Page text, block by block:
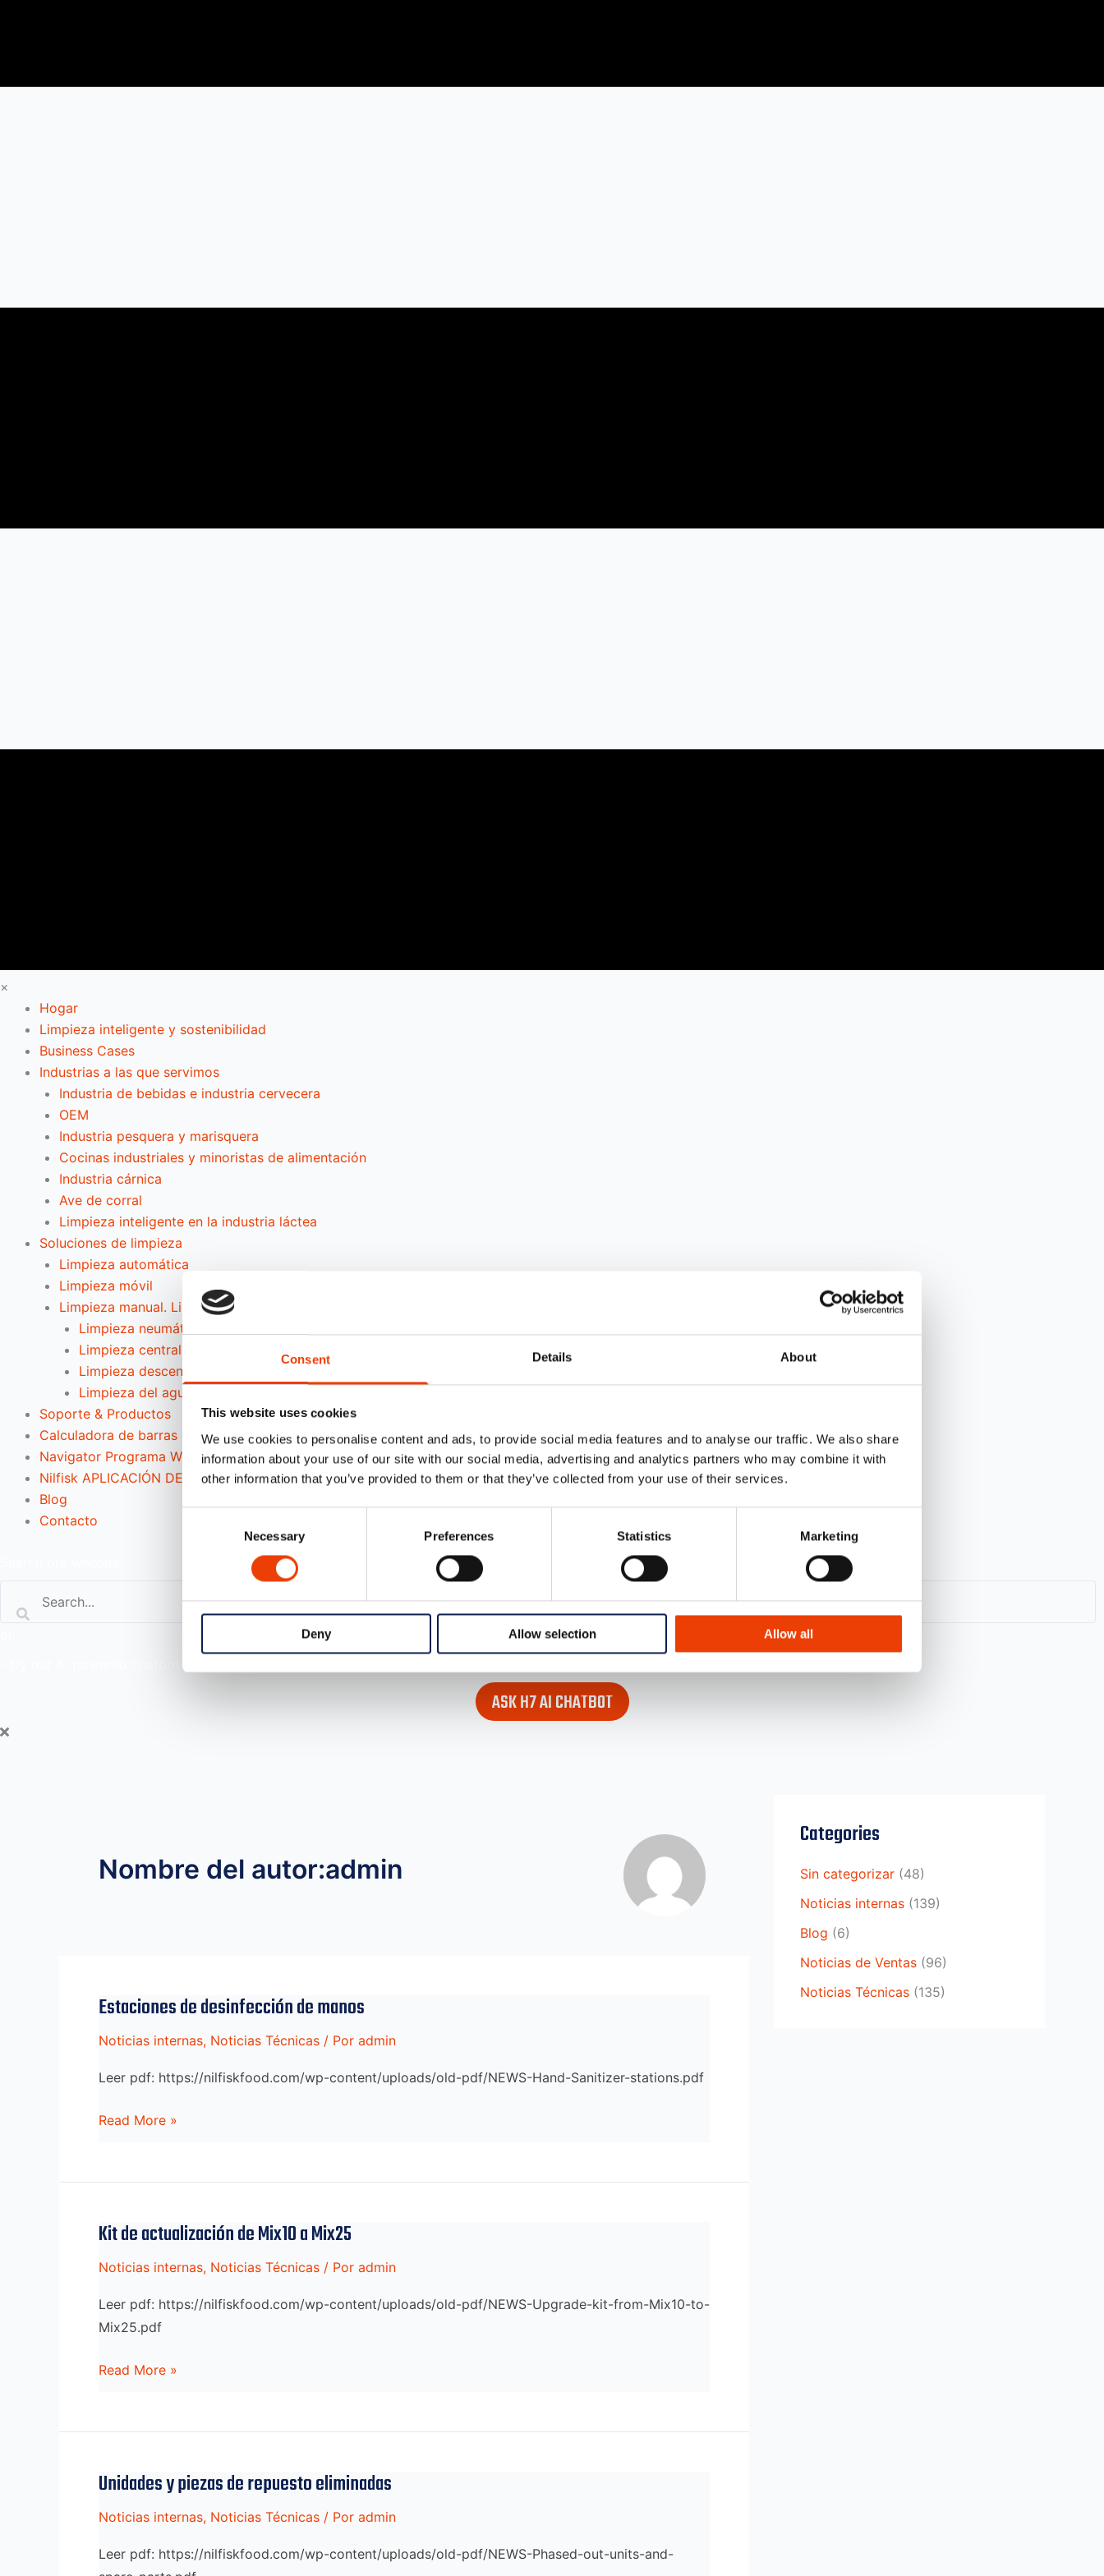
Consent Details About
This website uses cookies
We use cookies to personalise content and ads, to provide social media features and to analyse our traffic. We also share
information about your use of our site with our social media, advertising and analytics partners who may combine it with
other information that you’ve provided to them or that they’ve collected from your use of their services.
Necessary Preferences Statistics Marketing
Deny Allow selection Allow all
×
Hogar
Limpieza inteligente y sostenibilidad
Business Cases
Industrias a las que servimos
Industria de bebidas e industria cervecera
OEM
Industria pesquera y marisquera
Cocinas industriales y minoristas de alimentación
Industria cárnica
Ave de corral
Limpieza inteligente en la industria láctea
Soluciones de limpieza
Limpieza automática
Limpieza móvil
Limpieza manual. Limpieza fuera de lugar
Limpieza neumática
Limpieza centralizada (prediluida)
Limpieza descentralizada
Limpieza del agua del grifo
Soporte & Productos
Calculadora de barras de pulverización
Navigator Programa Web
Nilfisk APLICACIÓN DE COMIDA/Comandante
Blog
Contacto
ASK H7 AI CHATBOT
Nombre del autor:admin
Estaciones de desinfección de manos
Noticias internas, Noticias Técnicas / Por admin
Leer pdf: https://nilfiskfood.com/wp-content/uploads/old-pdf/NEWS-Hand-Sanitizer-stations.pdf
Estaciones
Read More »
Kit de actualización de Mix10 a Mix25
Noticias internas, Noticias Técnicas / Por admin
Leer pdf: https://nilfiskfood.com/wp-content/uploads/old-pdf/NEWS-Upgrade-kit-from-Mix10-to-
Mix25.pdf
Kit
a
Read More »
Unidades y piezas de repuesto eliminadas
Noticias internas, Noticias Técnicas / Por admin
Leer pdf: https://nilfiskfood.com/wp-content/uploads/old-pdf/NEWS-Phased-out-units-and-
Categories
Sin categorizar (48)
Noticias internas (139)
Blog (6)
Noticias de Ventas (96)
Noticias Técnicas (135)